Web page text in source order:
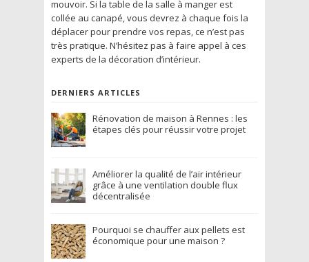
mouvoir. Si la table de la salle à manger est
collée au canapé, vous devrez à chaque fois la
déplacer pour prendre vos repas, ce n’est pas
très pratique. N’hésitez pas à faire appel à ces
experts de la décoration d’intérieur.
DERNIERS ARTICLES
Rénovation de maison à Rennes : les
étapes clés pour réussir votre projet
Améliorer la qualité de l’air intérieur
grâce à une ventilation double flux
décentralisée
Pourquoi se chauffer aux pellets est
économique pour une maison ?